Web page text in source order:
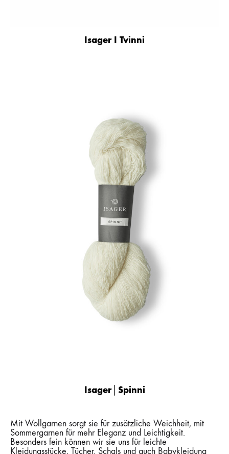
Isager I Tvinni
Isager│Spinni
Mit Wollgarnen sorgt sie für zusätzliche Weichheit, mit
Sommergarnen für mehr Eleganz und Leichtigkeit.
Besonders fein können wir sie uns für leichte
Kleidungsstücke, Tücher, Schals und auch Babykleidung